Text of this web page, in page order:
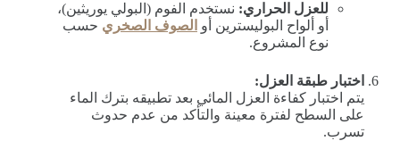
للعزل الحراري: نستخدم الفوم (البولي يوريثين)،
أو ألواح البوليسترين أو الصوف الصخري حسب
نوع المشروع.
اختبار طبقة العزل:
يتم اختبار كفاءة العزل المائي بعد تطبيقه بترك الماء
على السطح لفترة معينة والتأكد من عدم حدوث
تسرب.